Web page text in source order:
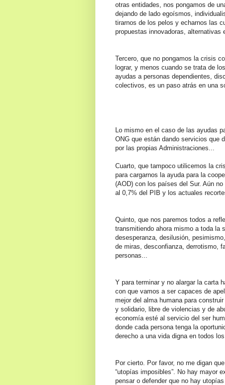
otras entidades, nos pongamos de
dejando de lado egoísmos,
tirarnos de los pelos y echarnos las
propuestas innovadoras, alternativas
Tercero, que no pongamos la crisis
lograr, y menos cuando se trata de
ayudas a personas dependientes,
colectivos, es un paso atrás en una
Lo mismo en el caso de las ayudas
ONG que están dando servicios que
por las propias Administraciones...
Cuarto, que tampoco utilicemos la
para cargarnos la ayuda para la
(AOD) con los países del Sur. Aún
al 0,7% del PIB y los actuales
Quinto, que nos paremos todos a
transmitiendo ahora mismo a toda la
desesperanza, desilusión,
de miras, desconfianza, derrotismo,
personas...
Y para terminar y no alargar la carta
con que vamos a ser capaces de
mejor del alma humana para
y solidario, libre de violencias y de
economía esté al servicio del ser
donde cada persona tenga la
derecho a una vida digna en todos los
Por cierto. Por favor, no me digan
“utopías imposibles”. No hay mayor
pensar o defender que no hay